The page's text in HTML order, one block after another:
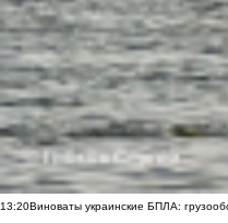
13:20Виноваты украинские БПЛА: